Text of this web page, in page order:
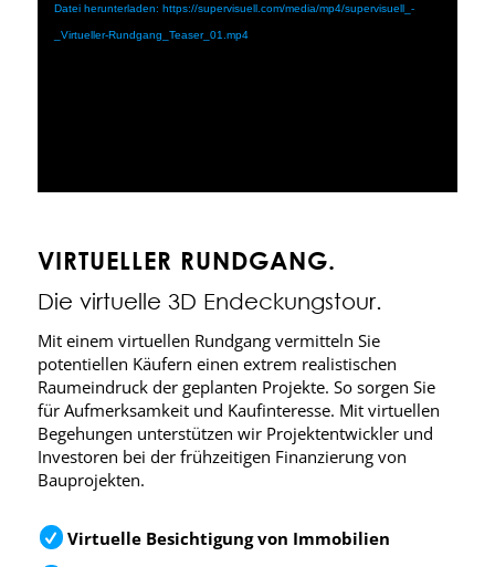
Datei herunterladen: https://supervisuell.com/media/mp4/supervisuell_-
_Virtueller-Rundgang_Teaser_01.mp4
VIRTUELLER RUNDGANG.
Die virtuelle 3D Endeckungstour.
Mit einem virtuellen Rundgang vermitteln Sie
potentiellen Käufern einen extrem realistischen
Raumeindruck der geplanten Projekte. So sorgen Sie
für Aufmerksamkeit und Kaufinteresse. Mit virtuellen
Begehungen unterstützen wir Projektentwickler und
Investoren bei der frühzeitigen Finanzierung von
Bauprojekten.
Virtuelle Besichtigung von Immobilien